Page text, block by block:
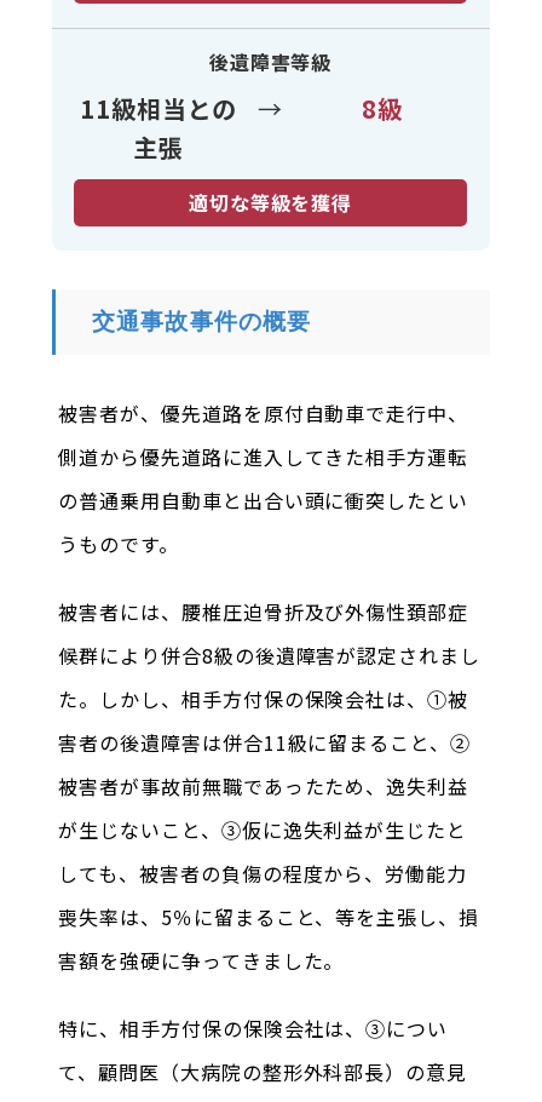
後遺障害等級
11級相当との
主張
→ 8級
適切な等級を獲得
交通事故事件の概要
被害者が、優先道路を原付自動車で走行中、
側道から優先道路に進入してきた相手方運転
の普通乗用自動車と出合い頭に衝突したとい
うものです。
被害者には、腰椎圧迫骨折及び外傷性頚部症
候群により併合8級の後遺障害が認定されまし
た。しかし、相手方付保の保険会社は、①被
害者の後遺障害は併合11級に留まること、②
被害者が事故前無職であったため、逸失利益
が生じないこと、③仮に逸失利益が生じたと
しても、被害者の負傷の程度から、労働能力
喪失率は、5％に留まること、等を主張し、損
害額を強硬に争ってきました。
特に、相手方付保の保険会社は、③につい
て、顧問医（大病院の整形外科部長）の意見